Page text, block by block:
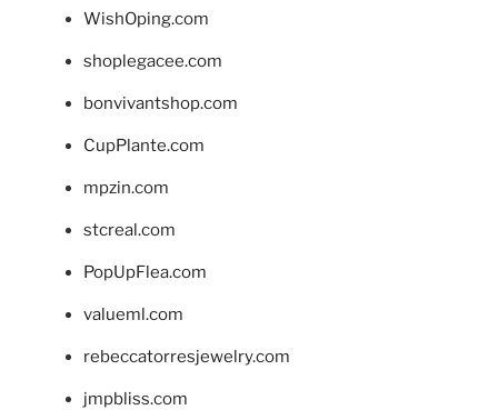
WishOping.com
shoplegacee.com
bonvivantshop.com
CupPlante.com
mpzin.com
stcreal.com
PopUpFlea.com
valueml.com
rebeccatorresjewelry.com
jmpbliss.com